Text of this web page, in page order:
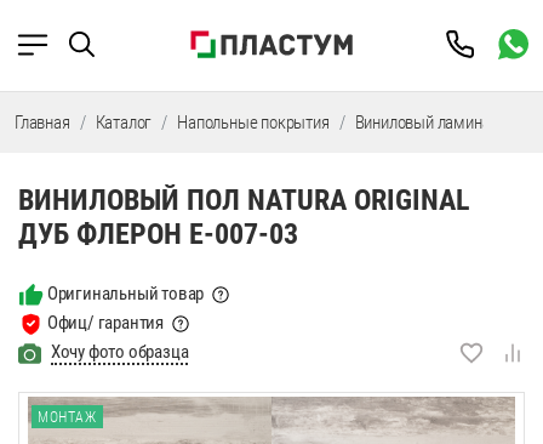
Главная Каталог Напольные покрытия Виниловый ламинат
ВИНИЛОВЫЙ ПОЛ NATURA ORIGINAL
ДУБ ФЛЕРОН E-007-03
Оригинальный товар
Офиц/ гарантия
Хочу фото образца
МОНТАЖ